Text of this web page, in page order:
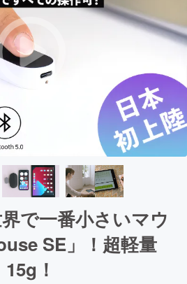
界で一番小さいマウ
SE」！超軽量
15g！